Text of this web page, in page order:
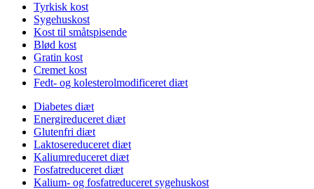
Tyrkisk kost
Sygehuskost
Kost til småtspisende
Blød kost
Gratin kost
Cremet kost
Fedt- og kolesterolmodificeret diæt
Diabetes diæt
Energireduceret diæt
Glutenfri diæt
Laktosereduceret diæt
Kaliumreduceret diæt
Fosfatreduceret diæt
Kalium- og fosfatreduceret sygehuskost